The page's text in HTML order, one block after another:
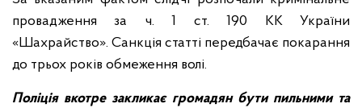
провадження за ч. 1 ст. 190 КК України
«Шахрайство». Санкція статті передбачає покарання
до трьох років обмеження волі.
Поліція вкотре закликає громадян бути пильними та